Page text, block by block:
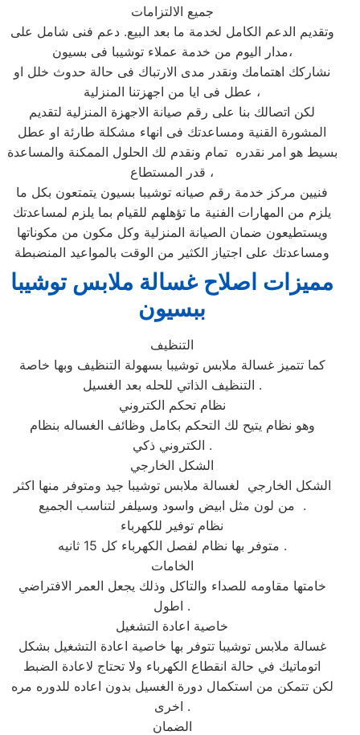
جميع الالتزامات
وتقديم الدعم الكامل لخدمة ما بعد البيع. دعم فنى شامل على
مدار اليوم من خدمة عملاء توشيبا فى بسيون،
نشاركك اهتمامك ونقدر مدى الارتباك فى حالة حدوث خلل او
عطل فى ايا من اجهزتنا المنزلية ،
لكن اتصالك بنا على رقم صيانة الاجهزة المنزلية لتقديم
المشورة القنية ومساعدتك فى انهاء مشكلة طارئة او عطل
بسيط هو امر نقدره تمام ونقدم لك الحلول الممكنة والمساعدة
قدر المستطاع ،
فنيين مركز خدمة رقم صيانه توشيبا بسيون يتمتعون بكل ما
يلزم من المهارات الفنية ما تؤهلهم للقيام بما يلزم لمساعدتك
ويستطيعون ضمان الصيانة المنزلية وكل مكون من مكوناتها
ومساعدتك على اجتياز الكثير من الوقت بالمواعيد المنضبطة
مميزات اصلاح غسالة ملابس توشيبا
ببسيون
التنظيف
كما تتميز غسالة ملابس توشيبا بسهولة التنظيف وبها خاصة
التنظيف الذاتي للحله بعد الغسيل .
نظام تحكم الكتروني
وهو نظام يتيح لك التحكم بكامل وظائف الغساله بنظام
الكتروني ذكي .
الشكل الخارجي
الشكل الخارجي لغسالة ملابس توشيبا جيد ومتوفر منها اكثر
من لون مثل ابيض واسود وسيلفر لتناسب الجميع .
نظام توفير للكهرباء
متوفر بها نظام لفصل الكهرباء كل 15 ثانيه .
الخامات
خامتها مقاومه للصداء والتاكل وذلك يجعل العمر الافتراضي
اطول .
خاصية اعادة التشغيل
غسالة ملابس توشيبا تتوفر بها خاصية اعادة التشغيل بشكل
اتوماتيك في حالة انقطاع الكهرباء ولا تحتاج لاعادة الضبط
لكن تتمكن من استكمال دورة الغسيل بدون اعاده للدوره مره
اخرى .
الضمان